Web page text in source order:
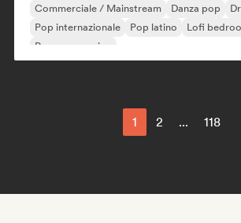
Commerciale / Mainstream Danza pop
Pop internazionale
Pop latino Lofi
Pop progressivo
1 2 ... 118